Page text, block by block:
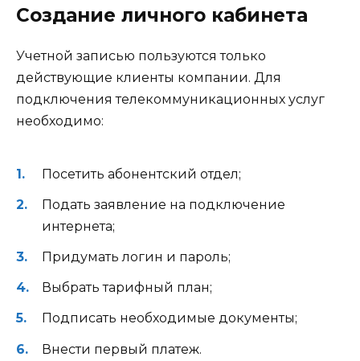
Создание личного кабинета
Учетной записью пользуются только
действующие клиенты компании. Для
подключения телекоммуникационных услуг
необходимо:
Посетить абонентский отдел;
Подать заявление на подключение
интернета;
Придумать логин и пароль;
Выбрать тарифный план;
Подписать необходимые документы;
Внести первый платеж.